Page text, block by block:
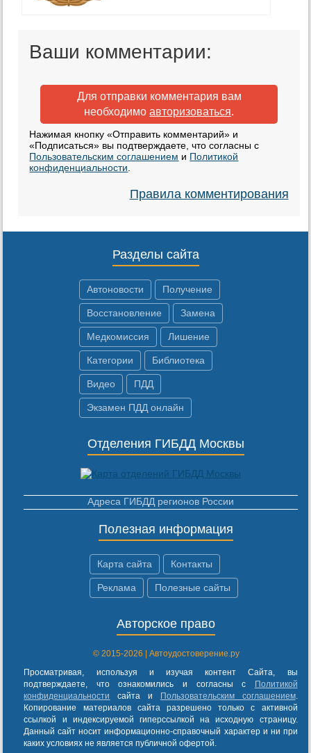
Ваши комментарии:
Для отправки комментария вам
необходимо авторизоваться.
Нажимая кнопку «Отправить комментарий» и
«Подписаться» вы подтверждаете, что согласны с
Пользовательским соглашением и Политикой
конфиденциальности
Правила комментирования
Разделы сайта
Автоновости Получение
Восстановление Замена
Медкомиссия Лишение
Категории Библиотека
Видео ПДД
Экзамен ПДД онлайн
Отделения ГИБДД Москвы
Адреса ГИБДД регионов России
Полезная информация
Карта сайта Контакты
Реклама Полезные сайты
Авторское право
© 2015-2026 | Автоудостоверение.ру
Просматривая, используя и изучая контент Сайта, вы
подтверждаете, что ознакомились и согласны с
Политикой
конфиденциальности
сайта и Пользовательским соглашением.
Копирование материалов сайта разрешено только с активной
ссылкой и индексируемой гиперссылкой на исходную страницу.
Данный сайт носит информационно-справочный характер и ни при
каких условиях не является публичной офертой.